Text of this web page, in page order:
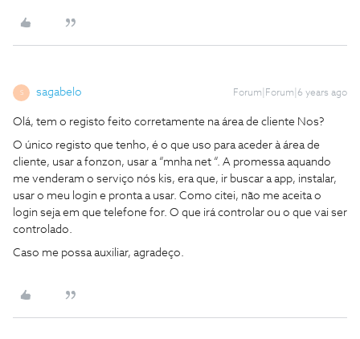
S sagabelo Forum|Forum|6 years ago
Olá, tem o registo feito corretamente na área de cliente Nos?
O único registo que tenho, é o que uso para aceder à área de
cliente, usar a fonzon, usar a “mnha net “. A promessa aquando
me venderam o serviço nós kis, era que, ir buscar a app, instalar,
usar o meu login e pronta a usar. Como citei, não me aceita o
login seja em que telefone for. O que irá controlar ou o que vai ser
controlado.
Caso me possa auxiliar, agradeço.